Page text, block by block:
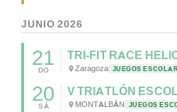
JUNIO 2026
21
DO
TRI-FIT RACE
Zaragoza JUEGOS
20
SÁ MONTALBÁN JUEGOS